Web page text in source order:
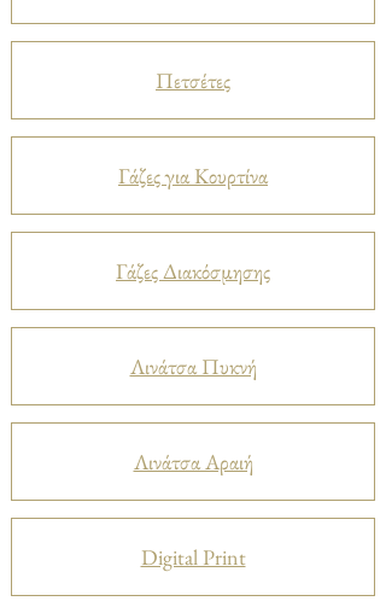
Πετσέτες
Γάζες για Κουρτίνα
Γάζες Διακόσμησης
Λινάτσα Πυκνή
Λινάτσα Αραιή
Digital Print